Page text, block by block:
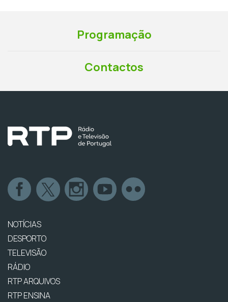
Programação
Contactos
NOTÍCIAS
DESPORTO
TELEVISÃO
RÁDIO
RTP ARQUIVOS
RTP ENSINA